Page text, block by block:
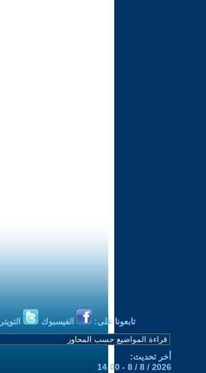
تابعونا على: الفيسبوك التويتر
أخر تحديث:
2026 / 8 / 8 - 14:00